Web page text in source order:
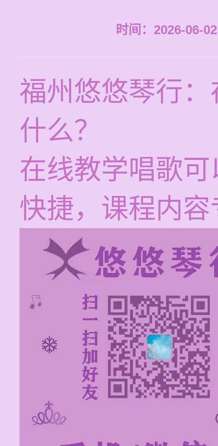
时间：2026-06-
福州悠悠琴行
什么？
在线教学唱歌
快捷，课程内